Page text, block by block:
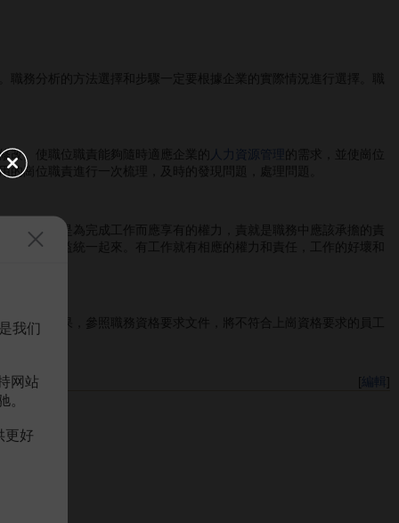
分析的方法選擇和步驟一定要根據企業的實際情況進行選擇。職
。使職位職責能夠隨時適應企業的 人力資源管理 的需求，並使崗位
崗位職責進行一次梳理，及時的發現問題，處理問題。
權就是為完成工作而應享有的權力，責就是職務中應該承擔的責
工的收益統一起來。有工作就有相應的權力和責任，工作的好壞和
的結果，參照職務資格要求文件，將不符合上崗資格要求的員工
[編輯
我们
网站
。
更好